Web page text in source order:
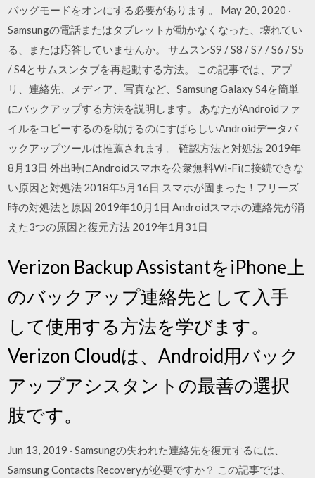
バッグモードをオンにする必要があります。 May 20, 2020 ·
Samsungの電話またはタブレットが動かなくなった、壊れてい
る、または応答していませんか。 サムスンS9 / S8 / S7 / S6 / S5
/ S4とサムスンタブを再起動する方法。 この記事では、アプ
リ、連絡先、メディア、写真など、Samsung Galaxy S4を簡単
にバックアップする方法を説明します。 あなたがAndroidファ
イルをコピーするのを助けるのにすばらしいAndroidデータバ
ックアップツールは推薦されます。 確認方法と対処法 2019年
8月13日 外出時にAndroidスマホを公衆無料Wi-Fiに接続できな
い原因と対処法 2018年5月16日 スマホが固まった！フリーズ
時の対処法と原因 2019年10月1日 Androidスマホの連絡先が消
えた3つの原因と復元方法 2019年1月31日
Verizon Backup AssistantをiPhone上
のバックアップ連絡先として入手
して使用する方法を学びます。
Verizon Cloudは、Android用バック
アップアシスタントの最善の選択
肢です。
Jun 13, 2019 · Samsungの失われた連絡先を復元するには、
Samsung Contacts Recoveryが必要ですか？ この記事では、